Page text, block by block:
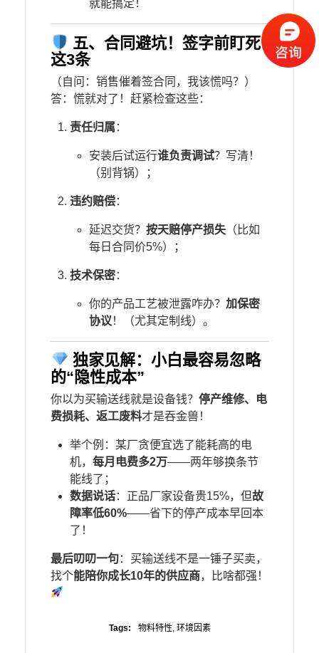
就能搞定！
五、合同避坑！签字前盯死
这3条
（自问：销售催着签合同，我该慌吗？）
答：慌就对了！赶紧检查这些：
​责任归属​ ​：
安装后试运行​​谁负责调试​​？写清！
（别背锅）；
​违约赔偿​​：
延迟交货？​​按天赔停产损失​ ​（比如
每日合同价5%）；
​技术保密​​：
你的产品工艺被泄露咋办？​​加保密
协议​ ​！（尤其定制线）。
独家见解：小白最容易忽略
的“隐性成本”
你以为买输送线就是设备钱？​ ​停产维修、电
费损耗、返工废料​​才是吞金兽！
举个例：某厂贪便宜选了能耗高的电
机，​​每月电费多2万​​——两年够换条节
能线了；
​数据说话​​：正品厂家设备贵15%，但​​故
障率低60%​​——省下的停产成本早回本
了！
​最后叨叨一句​​：买输送线不是一锤子买卖，
找个​​能陪你成长10年的供应商​​，比啥都强！
Tags: 物料特性 环境因素